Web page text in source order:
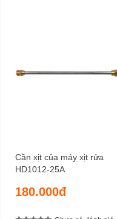
Cần xịt của máy xịt rửa
HD1012-25A
180.000đ